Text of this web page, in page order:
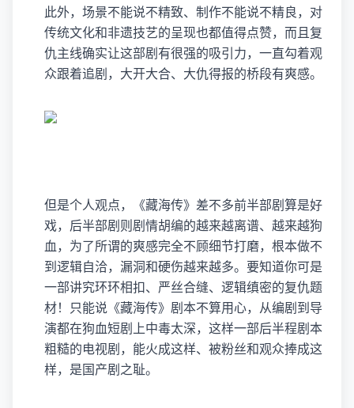
此外，场景不能说不精致、制作不能说不精良，对
传统文化和非遗技艺的呈现也都值得点赞，而且复
仇主线确实让这部剧有很强的吸引力，一直勾着观
众跟着追剧，大开大合、大仇得报的桥段有爽感。
但是个人观点，《藏海传》差不多前半部剧算是好
戏，后半部剧则剧情胡编的越来越离谱、越来越狗
血，为了所谓的爽感完全不顾细节打磨，根本做不
到逻辑自洽，漏洞和硬伤越来越多。要知道你可是
一部讲究环环相扣、严丝合缝、逻辑缜密的复仇题
材！只能说《藏海传》剧本不算用心，从编剧到导
演都在狗血短剧上中毒太深，这样一部后半程剧本
粗糙的电视剧，能火成这样、被粉丝和观众捧成这
样，是国产剧之耻。